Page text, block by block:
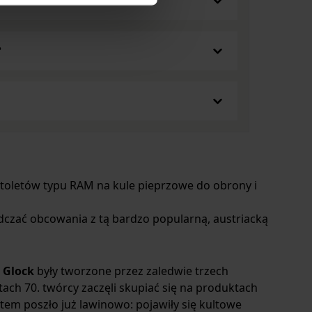
coś przeciąć lub przyciąć do określonego
się, w jakich warunkach chciałbyś go używać.
typu RAM na kule pieprzowe do obrony i
obcowania z tą bardzo popularną, austriacką
Glock były tworzone przez zaledwie trzech
70. twórcy zaczęli skupiać się na produktach
poszło już lawinowo: pojawiły się kultowe